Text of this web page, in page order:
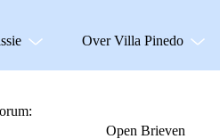
Over Villa Pinedo
Open Brieven